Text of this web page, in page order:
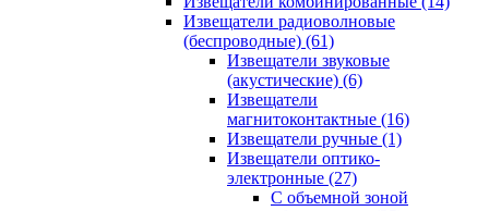
Извещатели радиоволновые
(беспроводные) (61)
Извещатели звуковые
(акустические) (6)
Извещатели
магнитоконтактные (16)
Извещатели ручные (1)
Извещатели оптико-
электронные (27)
С объемной зоной